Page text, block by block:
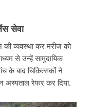
सेवा
की व्यवस्था कर मरीज को
से उन्हें सामुदायिक
के बाद चिकित्सकों ने
अस्पताल रेफर कर दिया.